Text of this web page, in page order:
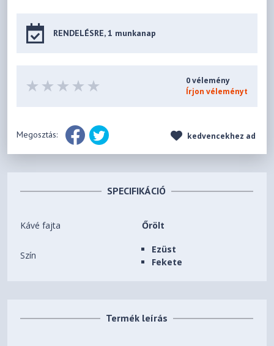
RENDELÉSRE, 1 munkanap
0 vélemény
Írjon véleményt
Megosztás: kedvencekhez ad
SPECIFIKÁCIÓ
Kávé fajta Őrölt
Szín
Ezüst
Fekete
Termék leírás